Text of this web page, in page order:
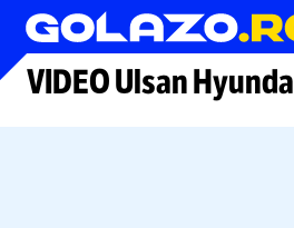
Arhiva fotbal
VIDEO ​Ulsan